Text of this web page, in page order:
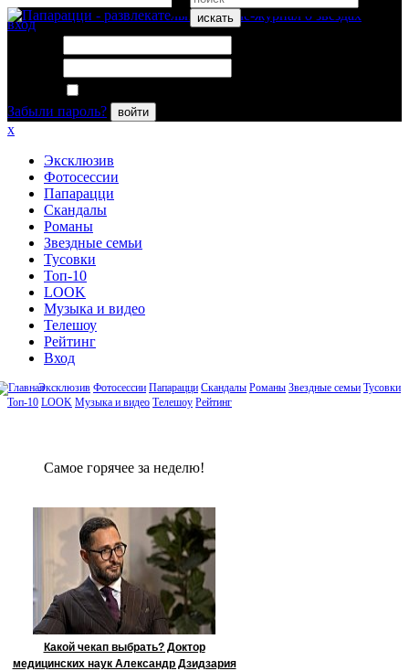
искать
вход
Забыли пароль?
войти
x
Эксклюзив
Фотосессии
Папарацци
Скандалы
Романы
Звездные семьи
Тусовки
Топ-10
LOOK
Музыка и видео
Телешоу
Рейтинг
Вход
Эксклюзив Фотосессии Папарацци Скандалы Романы Звездные семьи Тусовки
Топ-10 LOOK Музыка и видео Телешоу Рейтинг
Сaмое гoрячее за неделю!
Какой чекап выбрать? Доктор
медицинских наук Александр Дзидзария